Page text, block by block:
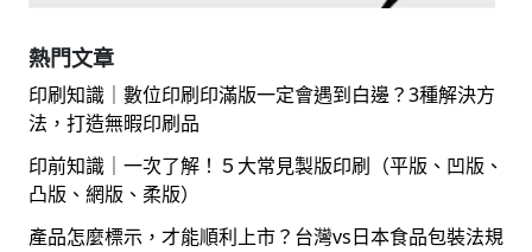
熱門文章
印刷知識｜數位印刷印滿版一定會遇到白邊？3種解決方
法，打造無暇印刷品
印前知識｜一次了解！５大常見製版印刷（平版、凹版、
凸版、網版、柔版）
產品怎麼標示，才能順利上市？台灣vs日本食品包裝法規